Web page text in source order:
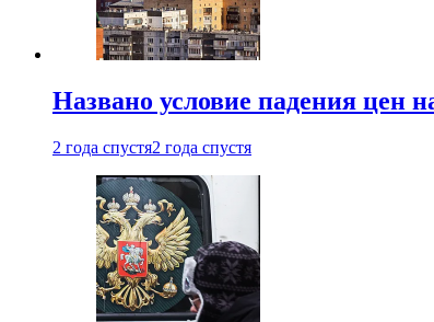
Названо условие падения цен
2 года спустя2 года спустя